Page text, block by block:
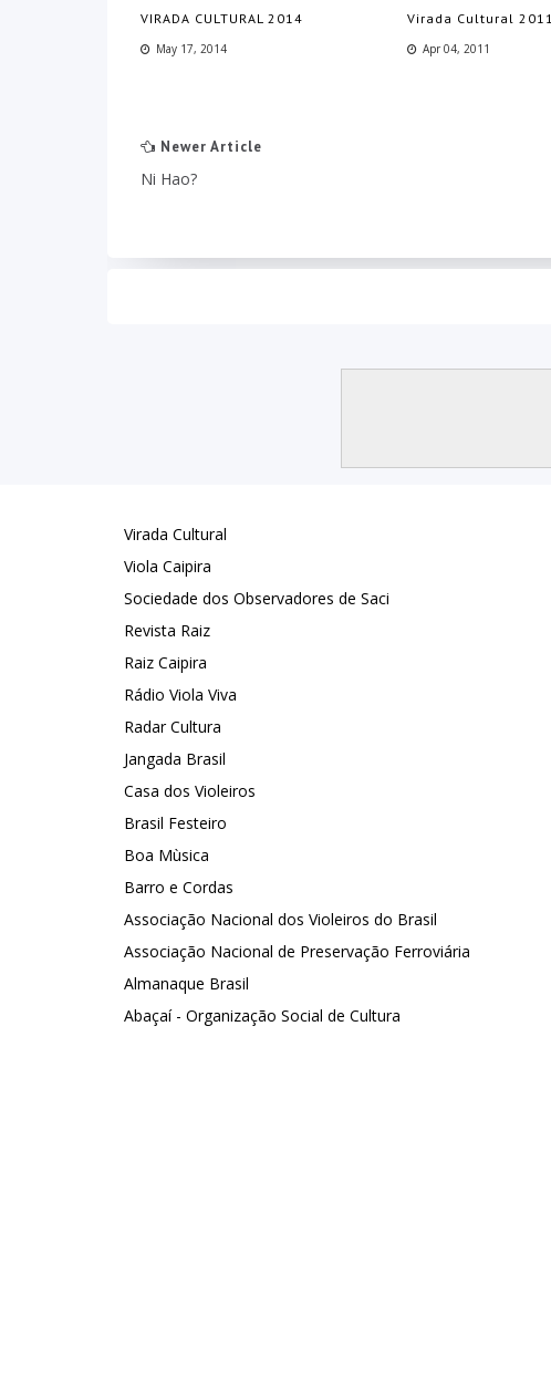
VIRADA CULTURAL 2014
May 17, 2014
Virada Cultural 2011
Apr 04, 2011
Newer Article
Ni Hao?
Virada Cultural
Viola Caipira
Sociedade dos Observadores de Saci
Revista Raiz
Raiz Caipira
Rádio Viola Viva
Radar Cultura
Jangada Brasil
Casa dos Violeiros
Brasil Festeiro
Boa Mùsica
Barro e Cordas
Associação Nacional dos Violeiros do Brasil
Associação Nacional de Preservação Ferroviária
Almanaque Brasil
Abaçaí - Organização Social de Cultura